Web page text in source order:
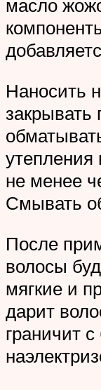
масло
Наносить
закрывать
утепления
не менее
Смывать
После
волосы
мягкие и
дарит
граничит